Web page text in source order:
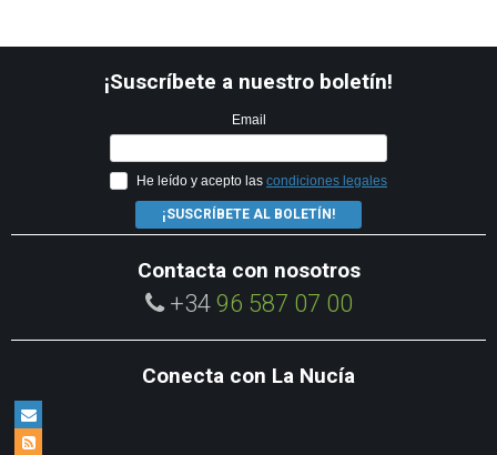
¡Suscríbete a nuestro boletín!
Email
He leído y acepto las condiciones legales
¡SUSCRÍBETE AL BOLETÍN!
Contacta con nosotros
+34 96 587 07 00
Conecta con La Nucía